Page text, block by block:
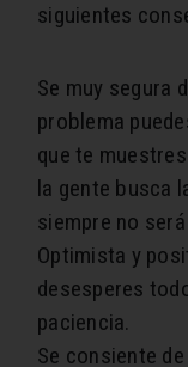
siguientes
Se muy segura
problema
que te
la gente busca
siempre no
Optimista y
desesperes
paciencia.
Se consiente